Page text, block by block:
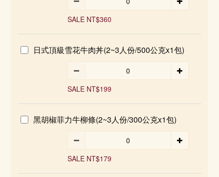
SALE NT$360
日式頂級雪花牛肉丼(2~3人份/500公克x1包)
SALE NT$199
黑胡椒菲力牛柳條(2~3人份/300公克x1包)
SALE NT$179